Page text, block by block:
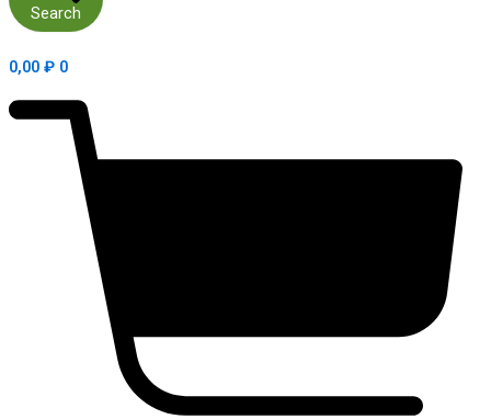
Search
0,00 ₽ 0